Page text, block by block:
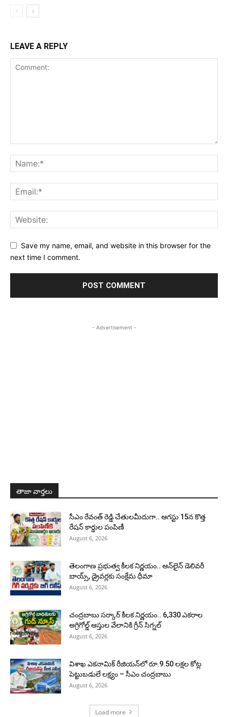
LEAVE A REPLY
Save my name, email, and website in this browser for the
next time I comment.
- Advertisement -
తాజా వార్తలు
సీఎం రేవంత్ రెడ్డి చేతులమీదుగా.. ఆగస్టు 15న కొత్త
రేషన్ కార్డుల పంపిణీ
August 6, 2026
తెలంగాణ ప్రభుత్వ కీలక నిర్ణయం.. ఆన్‌లైన్ డెలివరీ
బాయ్స్, డ్రైవర్లకు సంక్షేమ ధీమా
August 6, 2026
చంద్రబాబు సర్కార్ కీలక నిర్ణయం.. 6,330 ఎకరాల
అగ్రిగోల్డ్ ఆస్తుల వేలానికి గ్రీన్ సిగ్నల్
August 6, 2026
విశాఖ ఎకనామిక్ రీజియన్‌లో రూ.9.50 లక్షల కోట్ల
పెట్టుబడులే లక్ష్యం – సీఎం చంద్రబాబు
August 6, 2026
Load more